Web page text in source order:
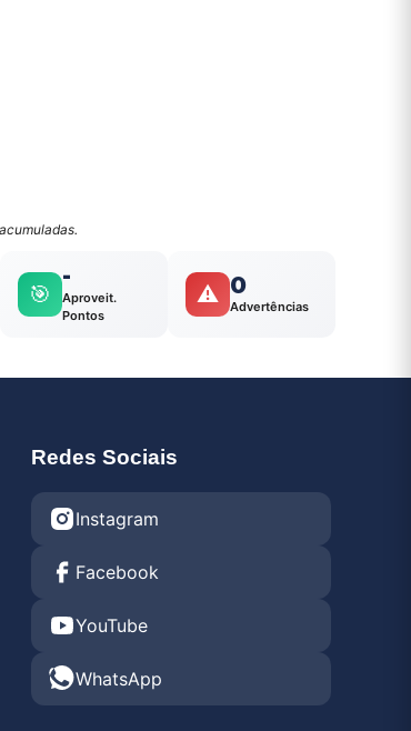
🎯
-
Aproveit.
Pontos
⚠️ 0
Advertências
Redes Sociais
Instagram
Facebook
YouTube
WhatsApp